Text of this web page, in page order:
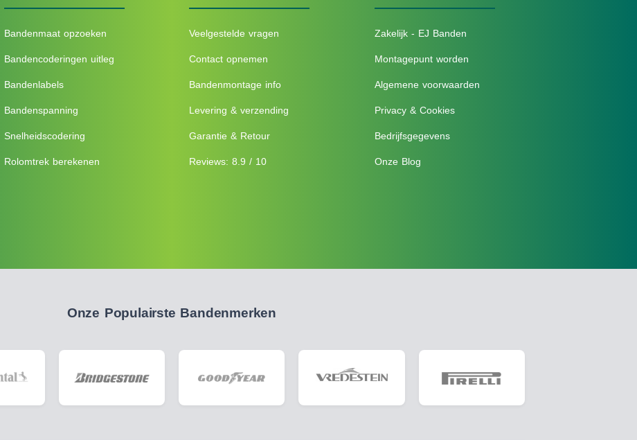
Bandenmaat opzoeken
Bandencoderingen uitleg
Bandenlabels
Bandenspanning
Snelheidscodering
Rolomtrek berekenen
Veelgestelde vragen
Contact opnemen
Bandenmontage info
Levering & verzending
Garantie & Retour
Reviews: 8.9 / 10
Zakelijk - EJ Banden
Montagepunt worden
Algemene voorwaarden
Privacy & Cookies
Bedrijfsgegevens
Onze Blog
Onze Populairste Bandenmerken